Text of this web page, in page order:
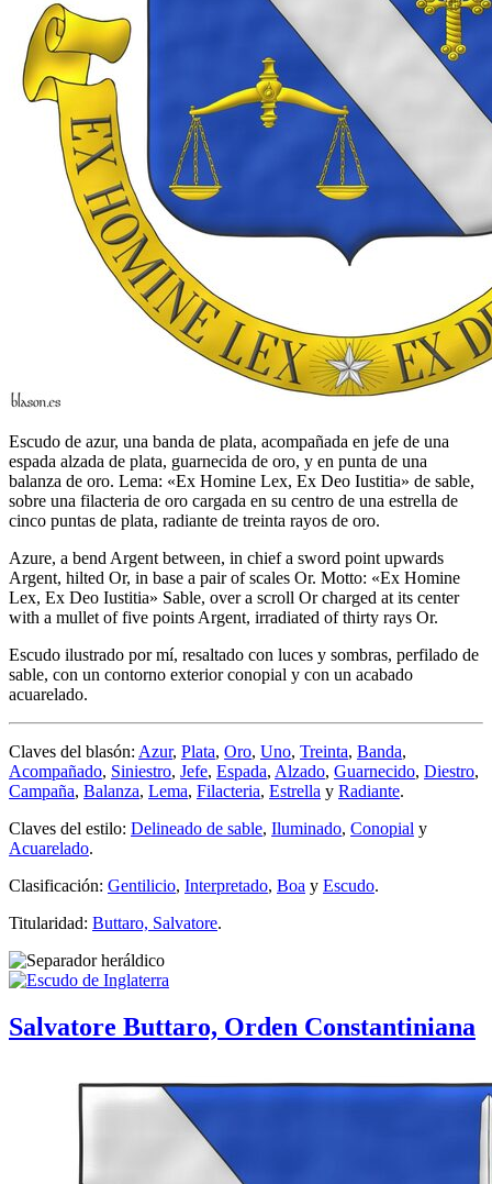
Escudo de azur, una banda de plata, acompañada en jefe de una
espada alzada de plata, guarnecida de oro, y en punta de una
balanza de oro. Lema: «Ex Homine Lex, Ex Deo Iustitia» de sable,
sobre una filacteria de oro cargada en su centro de una estrella de
cinco puntas de plata, radiante de treinta rayos de oro.
Azure, a bend Argent between, in chief a sword point upwards
Argent, hilted Or, in base a pair of scales Or. Motto: «Ex Homine
Lex, Ex Deo Iustitia» Sable, over a scroll Or charged at its center
with a mullet of five points Argent, irradiated of thirty rays Or.
Escudo ilustrado por mí, resaltado con luces y sombras, perfilado de
sable, con un contorno exterior conopial y con un acabado
acuarelado.
Claves del blasón: Azur, Plata, Oro, Uno, Treinta, Banda,
Acompañado, Siniestro, Jefe, Espada, Alzado, Guarnecido, Diestro,
Campaña, Balanza, Lema, Filacteria, Estrella y Radiante.
Claves del estilo: Delineado de sable, Iluminado, Conopial y
Acuarelado.
Clasificación: Gentilicio, Interpretado, Boa y Escudo.
Titularidad: Buttaro, Salvatore.
Salvatore Buttaro, Orden Constantiniana